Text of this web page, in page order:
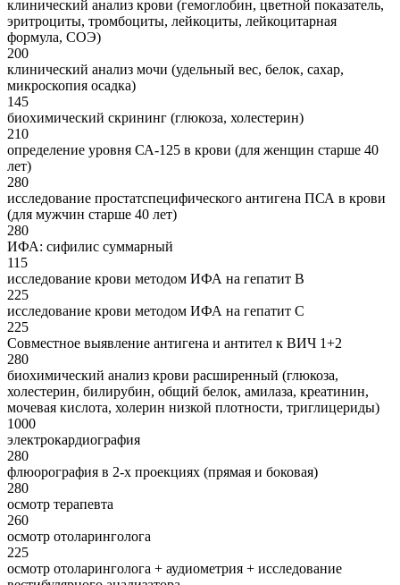
клинический анализ крови (гемоглобин, цветной показатель,
эритроциты, тромбоциты, лейкоциты, лейкоцитарная
формула, СОЭ)
200
клинический анализ мочи (удельный вес, белок, сахар,
микроскопия осадка)
145
биохимический скрининг (глюкоза, холестерин)
210
определение уровня СА-125 в крови (для женщин старше 40
лет)
280
исследование простатспецифического антигена ПСА в крови
(для мужчин старше 40 лет)
280
ИФА: сифилис суммарный
115
исследование крови методом ИФА на гепатит В
225
исследование крови методом ИФА на гепатит С
225
Совместное выявление антигена и антител к ВИЧ 1+2
280
биохимический анализ крови расширенный (глюкоза,
холестерин, билирубин, общий белок, амилаза, креатинин,
мочевая кислота, холерин низкой плотности, триглицериды)
1000
электрокардиография
280
флюорография в 2-х проекциях (прямая и боковая)
280
осмотр терапевта
260
осмотр отоларинголога
225
осмотр отоларинголога + аудиометрия + исследование